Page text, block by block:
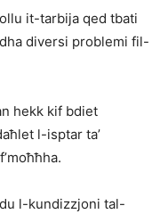
it-tarbija qed tbati
diversi problemi fil-
hekk kif bdiet
l-isptar ta’
l-kundizzjoni tal-